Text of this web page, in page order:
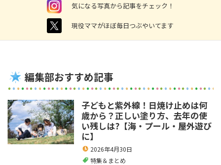
instagram 気になる写真から記事をチェック！
twitter 現役ママがほぼ毎日つぶやいてます
編集部おすすめ記事
子どもと紫外線！日焼け止めは何
歳から？正しい塗り方、去年の使
い残しは?【海・プール・屋外遊び
に】
2026年4月30日
特集＆まとめ